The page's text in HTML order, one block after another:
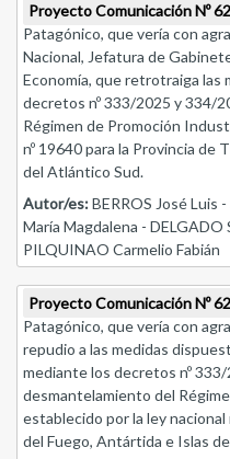
Proyecto Comunicación Nº
Patagónico, que vería con
Nacional, Jefatura de
Economía, que retrotraiga las
decretos nº 333/2025 y 334/
Régimen de Promoción
nº 19640 para la Provincia de
del Atlántico Sud.
Autor/es:BERROS José Luis
María Magdalena - DELGADO
PILQUINAO Carmelio Fabián
Proyecto Comunicación Nº
Patagónico, que vería con
repudio a las medidas
mediante los decretos nº
desmantelamiento del
establecido por la ley nacional
del Fuego, Antártida e Islas